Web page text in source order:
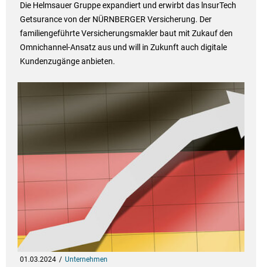
Die Helmsauer Gruppe expandiert und erwirbt das lnsurTech
Getsurance von der NÜRNBERGER Versicherung. Der
familiengeführte Versicherungsmakler baut mit Zukauf den
Omnichannel-Ansatz aus und will in Zukunft auch digitale
Kundenzugänge anbieten.
01.03.2024 Unternehmen